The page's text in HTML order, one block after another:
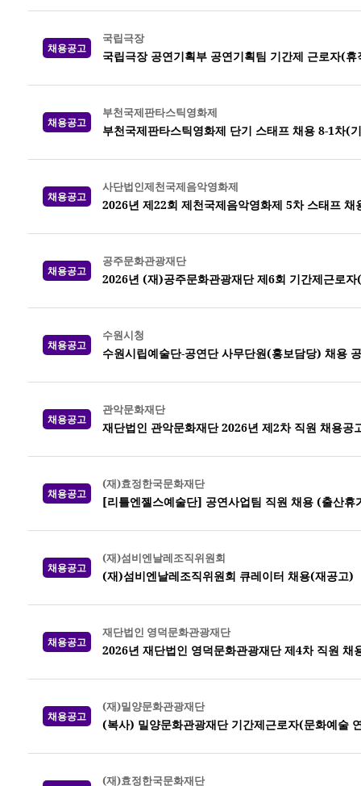
채용공고
국립극장
국립극장 공연기획부 공연기획팀 기간제 근로자(
채용공고
부천국제판타스틱영화제
부천국제판타스틱영화제 단기 스태프 채용 8-1차(
채용공고
사단법인제천국제음악영화제
2026년 제22회 제천국제음악영화제 5차 스태프 채
채용공고
공주문화관광재단
2026년 (재)공주문화관광재단 제6회 기간제근로
채용공고
수원시청
수원시립예술단-공연단 사무단원(홍보담당) 채용
채용공고
관악문화재단
재단법인 관악문화재단 2026년 제2차 직원 채용공
채용공고
(재)효정한국문화재단
[리틀엔젤스예술단] 공연사업팀 직원 채용 (출산휴
채용공고
(재)섬비엔날레조직위원회
(재)섬비엔날레조직위원회 큐레이터 채용(재공고)
채용공고
재단법인 영덕문화관광재단
2026년 재단법인 영덕문화관광재단 제4차 직원 채
채용공고
(재)밀양문화관광재단
(복사) 밀양문화관광재단 기간제근로자(문화예술
(재)효정한국문화재단